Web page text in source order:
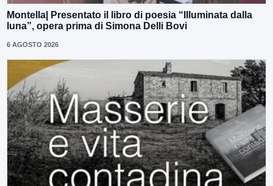
Montella| Presentato il libro di poesia “Illuminata dalla
luna”, opera prima di Simona Delli Bovi
6 AGOSTO 2026